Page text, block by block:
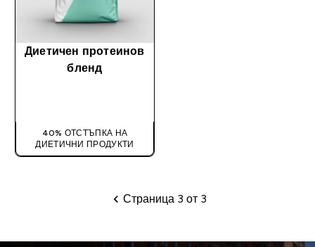
Диетичен протеинов
бленд
40% ОТСТЪПКА НА
ДИЕТИЧНИ ПРОДУКТИ
Пагинация
Страница 3 от 3